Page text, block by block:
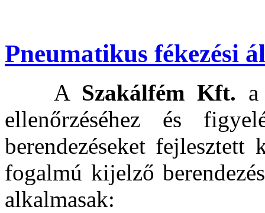
Pneumatikus fékezési
A Szakálfém Kft.
ellenőrzéséhez és
berendezéseket
fogalmú kijelző
alkalmasak: